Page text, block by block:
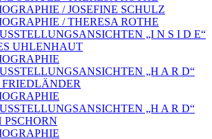
/ JOSEFINE SCHULZ
/ THERESA ROTHE
„I N S I D E“
UHLENHAUT
„H A R D“
FRIEDLÄNDER
„H A R D“
PSCHORN